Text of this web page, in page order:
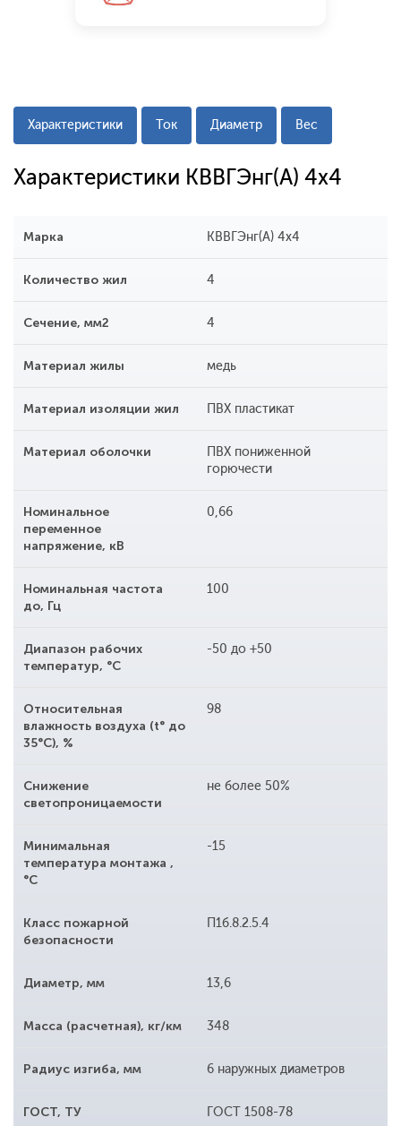
Характеристики Ток Диаметр Вес
Характеристики КВВГЭнг(А) 4x4
Марка КВВГЭнг(А) 4х4
Количество жил 4
Сечение, мм2 4
Материал жилы медь
Материал изоляции жил ПВХ пластикат
Материал оболочки
ПВХ пониженной
горючести
Номинальное
переменное
напряжение, кВ
0,66
Номинальная частота
до, Гц
100
Диапазон рабочих
температур, °С
-50 до +50
Относительная
влажность воздуха (t° до
35°С), %
98
Снижение
светопроницаемости
не более 50%
Минимальная
температура монтажа ,
°С
-15
Класс пожарной
безопасности
П1б.8.2.5.4
Диаметр, мм 13,6
Масса (расчетная), кг/км 348
Радиус изгиба, мм 6 наружных диаметров
ГОСТ, ТУ ГОСТ 1508-78